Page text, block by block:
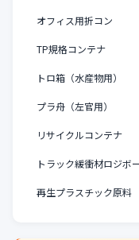
オフィス用折コン
TP規格コンテナ
トロ箱（水産物用）
プラ舟（左官用）
リサイクルコンテナ
トラック緩衝材ロジボ
再生プラスチック原料